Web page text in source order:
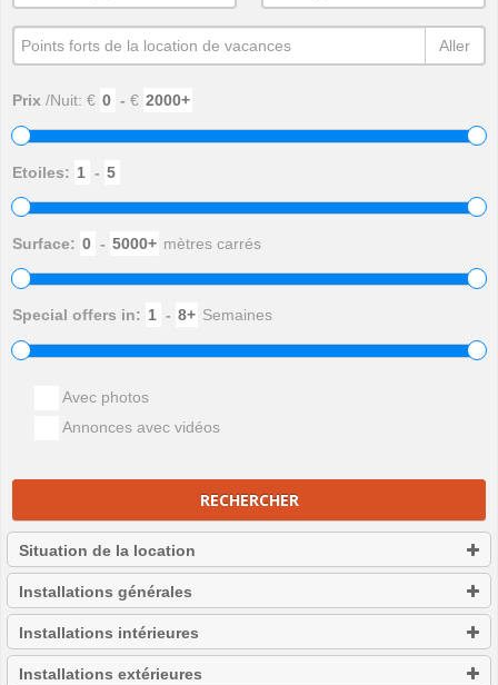
Aller
Prix /Nuit: € - €
Etoiles: -
Surface: - mètres carrés
Special offers in: - Semaines
Avec photos
Annonces avec vidéos
RECHERCHER
Situation de la location
Installations générales
Installations intérieures
Installations extérieures